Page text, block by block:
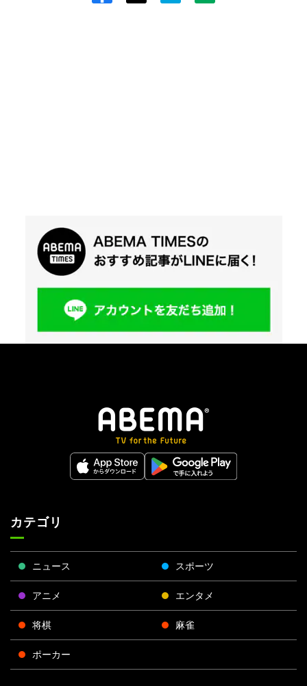
カテゴリ
ニュース スポーツ
アニメ エンタメ
将棋 麻雀
ポーカー